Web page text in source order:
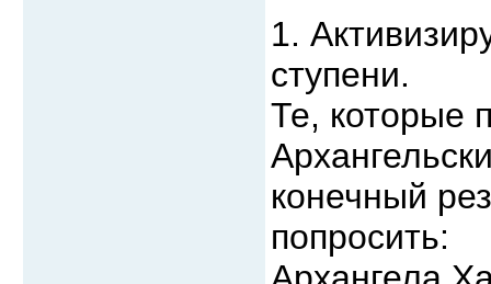
1.
ступени.
Те, которые
конечный
попросить: